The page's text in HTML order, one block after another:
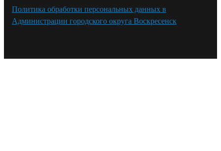
Политика обработки персональных данных в
Администрации городского округа Воскресенск